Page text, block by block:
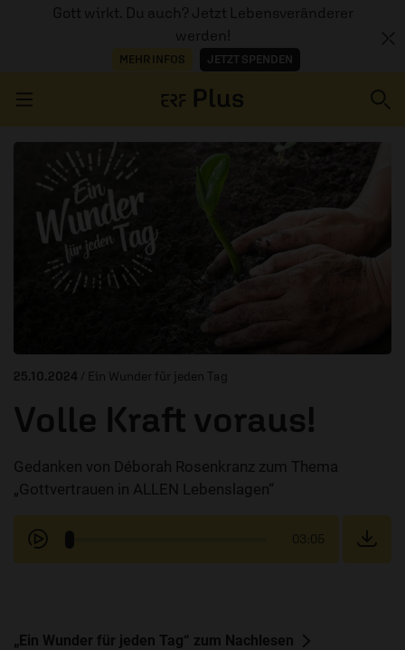
Gott wirkt. Du auch? Jetzt Lebensveränderer
werden!
MEHR INFOS JETZT SPENDEN
ERZÄHL MAL
AUDIOTHEK
PROGRAMM
25.10.2024 / Ein Wunder für jeden Tag
Volle Kraft voraus!
Gedanken von Déborah Rosenkranz zum Thema
„Gottvertrauen in ALLEN Lebenslagen“
03:05
„Ein Wunder für jeden Tag“ zum Nachlesen